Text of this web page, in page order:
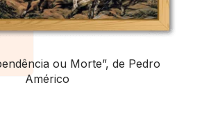
ou Morte”, de Pedro
Américo